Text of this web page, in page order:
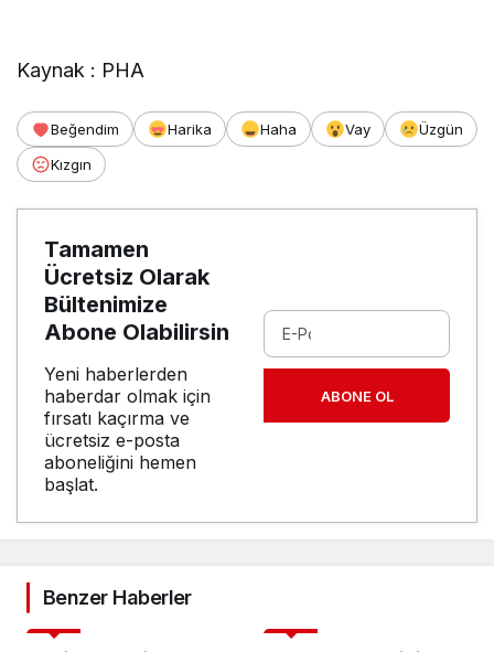
Kaynak : PHA
Beğendim Harika Haha Vay
Üzgün
Kızgın
Tamamen
Ücretsiz Olarak
Bültenimize
Abone Olabilirsin
Yeni haberlerden
haberdar olmak için
fırsatı kaçırma ve
ücretsiz e-posta
aboneliğini hemen
başlat.
ABONE OL
Benzer Haberler